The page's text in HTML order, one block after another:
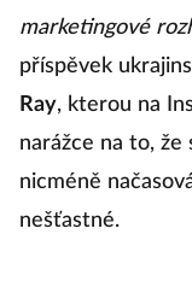
marketingové
příspěvek
Ray, kterou na
narážce na to, že
nicméně
nešťastné.